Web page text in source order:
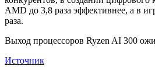
AMD до 3,8 раза эффективнее, а в
раза.
Выход процессоров Ryzen AI 300
Источник